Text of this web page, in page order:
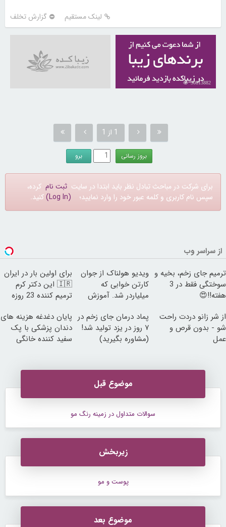
لینک مستقیم گزارش تخلف
30813882
1 از 1
برای شرکت در مباحث تبادل نظر باید ابتدا در سایت ثبت نام کرده،
سپس نام کاربری و کلمه عبور خود را وارد نمایید؛ (Log In) کنید.
از سراسر وب
ترمیم جای زخم، بخیه و
سوختگی فقط در 3
هفته!!😍
ویدیو هولناک از جوان
کارتن خوابی که
میلیاردر شد. آموزش
برای اولین بار در ایران
🇮🇷 این دکتر کرم
ترمیم کننده 23 روزه
از شر زانو دردت راحت
شو - بدون قرص و
عمل
پماد درمان جای زخم در
۷ روز در یزد تولید شد!
(مشاوره بگیرید)
پایان دغدغه هزینه های
دندان پزشکی با پک
سفید کننده خانگی
موضوع قبل
سوالات متداول در زمینه رنگ مو
زیربخش
پوست و مو
موضوع بعد